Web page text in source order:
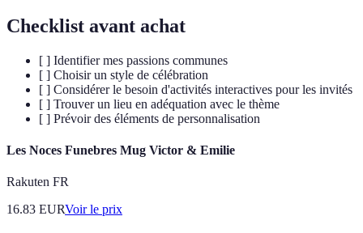
Checklist avant achat
[ ] Identifier mes passions communes
[ ] Choisir un style de célébration
[ ] Considérer le besoin d'activités interactives pour les invités
[ ] Trouver un lieu en adéquation avec le thème
[ ] Prévoir des éléments de personnalisation
Les Noces Funebres Mug Victor & Emilie
Rakuten FR
16.83 EURVoir le prix